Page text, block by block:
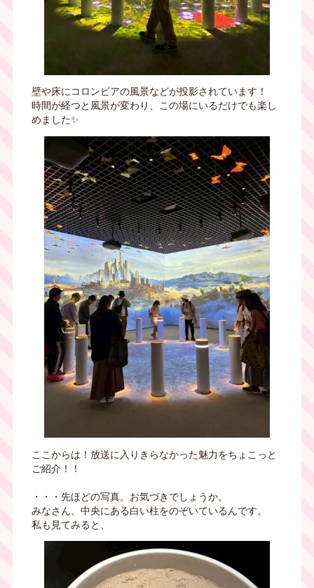
壁や床にコロンビアの風景などが投影されています！
時間が経つと風景が変わり、この場にいるだけでも楽し
めました✨
ここからは！放送に入りきらなかった魅力をちょこっと
ご紹介！！
・・・先ほどの写真。お気づきでしょうか。
みなさん、中央にある白い柱をのぞいているんです。
私も見てみると、